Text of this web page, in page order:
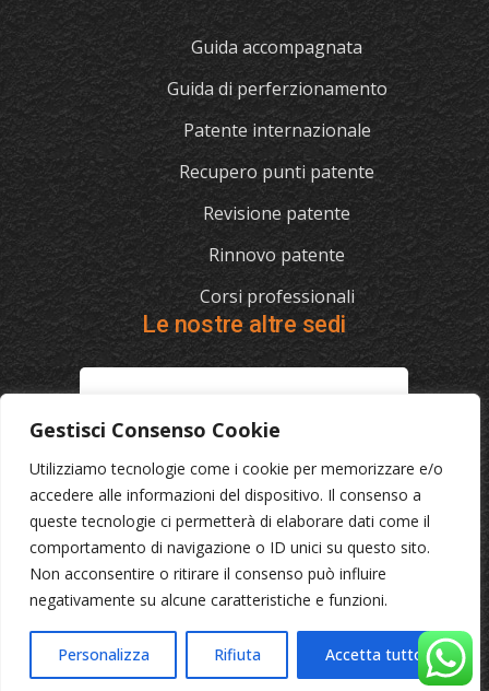
Gestisci Consenso Cookie
Utilizziamo tecnologie come i cookie per memorizzare e/o
accedere alle informazioni del dispositivo. Il consenso a
queste tecnologie ci permetterà di elaborare dati come il
comportamento di navigazione o ID unici su questo sito.
Non acconsentire o ritirare il consenso può influire
negativamente su alcune caratteristiche e funzioni.
Personalizza Rifiuta Accetta tutto
Guida accompagnata
Guida di perferzionamento
Patente internazionale
Recupero punti patente
Revisione patente
Rinnovo patente
Corsi professionali
Le nostre altre sedi
Via Cagliari 129, 09012 Capoterra (Ca)
© 2023 L'Autoscuola • Partita IVA: 04046040921 •Privacy
•Cookie Policy